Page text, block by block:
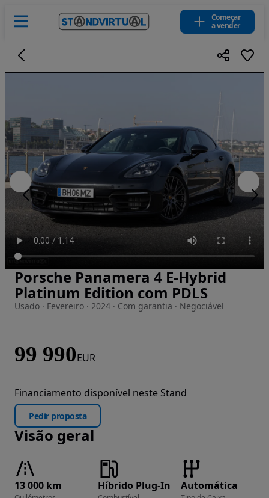
Começar
a vender
Imagem 1 de 22
Porsche Panamera 4 E-Hybrid
Platinum Edition com PDLS
Usado · Fevereiro · 2024 · Com garantia · Negociável
99 990EUR
Financiamento disponível neste Stand
Pedir proposta
Visão geral
13 000 km Híbrido Plug-In Automática